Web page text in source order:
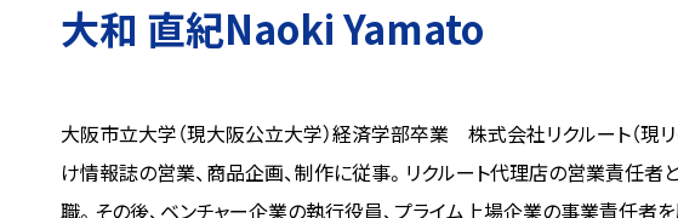
大和 直紀Naoki Yamato
大阪市立大学（現大阪公立大学）経済学部卒業 株式会社リクルート（現
け情報誌の営業、商品企画、制作に従事。リクルート代理店の営業責任者
職。その後、ベンチャー企業の執行役員、プライム上場企業の事業責任者